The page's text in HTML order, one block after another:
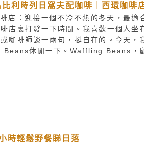
時列日窩夫配咖啡｜西環咖啡
：迎接一個不冷不熱的冬天，最適
店裏打發一下時間。我喜歡一個人坐
咖啡師談一兩句，挺自在的。今天，
Beans休閒一下。Waffling Beans，
時輕鬆野餐睇日落